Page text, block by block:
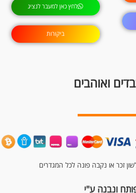
לחץ כאן למעבר לנציג
ביקורות
ואוהבים
זכר או נקבה פונה לכל המגדרים
ונבנה ע"י